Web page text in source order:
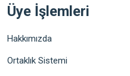
Üye İşlemleri
Hakkımızda
Ortaklık Sistemi